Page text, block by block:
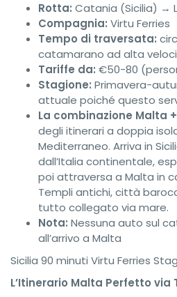
Rotta: Catania (Sicilia) →
Compagnia: Virtu Ferries
Tempo di traversata:
catamarano ad alta
Tariffe da: €50-80
Stagione: Primavera-
attuale poiché questo
La combinazione Malta
degli itinerari a doppia
Mediterraneo. Arriva in
dall’Italia continentale,
poi attraversa a Malta in
Templi antichi, città
tutto collegato via mare.
Nota: Nessuna auto sul
all’arrivo a Malta
Sicilia 90 minuti Virtu Ferries
L’Itinerario Malta Perfetto via